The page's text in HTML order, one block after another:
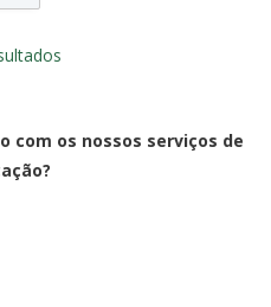
com os nossos serviços de